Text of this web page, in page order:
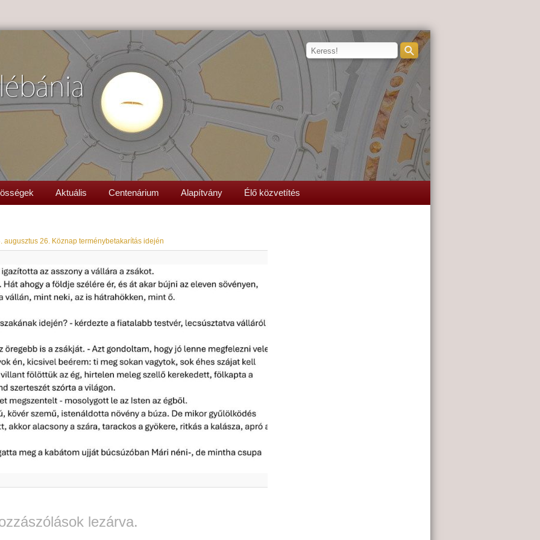
Aktuális Centenárium Alapítvány Élő közvetítés
augusztus 26. Köznap terménybetakarítás idején
lezárva.